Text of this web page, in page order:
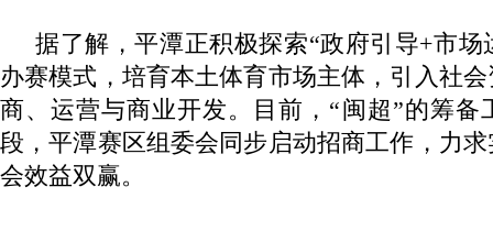
据了解，平潭正积极探索“政府引导+市场
办赛模式，培育本土体育市场主体，引入社
商、运营与商业开发。目前，“闽超”的筹备
段，平潭赛区组委会同步启动招商工作，力
会效益双赢。